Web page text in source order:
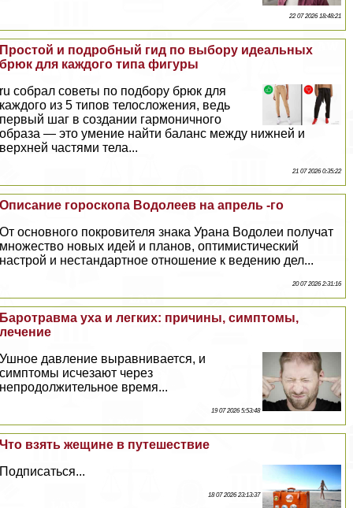
22 07 2026 18:48:21
Простой и подробный гид по выбору идеальных
брюк для каждого типа фигуры
ru собрал советы по подбору брюк для
каждого из 5 типов телосложения, ведь
первый шаг в создании гармоничного
образа — это умение найти баланс между нижней и
верхней частями тела...
21 07 2026 0:35:22
Описание гороскопа Водолеев на апрель -го
От основного покровителя знака Урана Водолеи получат
множество новых идей и планов, оптимистический
настрой и нестандартное отношение к ведению дел...
20 07 2026 2:31:16
Баротравма уха и легких: причины, симптомы,
лечение
Ушное давление выравнивается, и
симптомы исчезают через
непродолжительное время...
19 07 2026 5:53:48
Что взять жещине в путешествие
Подписаться...
18 07 2026 23:13:37